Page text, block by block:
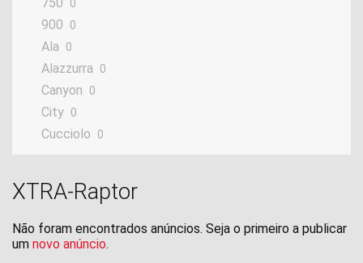
0
900 0
Ala 0
Alazzurra 0
Canyon 0
City 0
Cucciolo 0
Mito 0
Navigator
Passing 0
XTRA-Raptor
Não foram encontrados anúncios. Seja o primeiro a publicar
um novo anúncio.